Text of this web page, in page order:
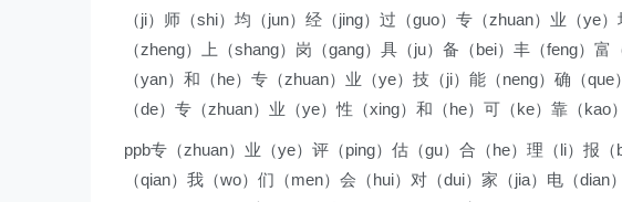
（ji）师（shi）均（jun）经（jing）过（guo）专（zhuan）业（ye
（zheng）上（shang）岗（gang）具（ju）备（bei）丰（feng）
（yan）和（he）专（zhuan）业（ye）技（ji）能（neng）确（
（de）专（zhuan）业（ye）性（xing）和（he）可（ke）靠（kao
ppb专（zhuan）业（ye）评（ping）估（gu）合（he）理（li）报
（qian）我（wo）们（men）会（hui）对（dui）家（jia）电（